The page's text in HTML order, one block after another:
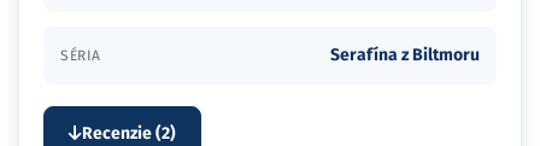
SÉRIA Serafína z Biltmoru
Recenzie (2)